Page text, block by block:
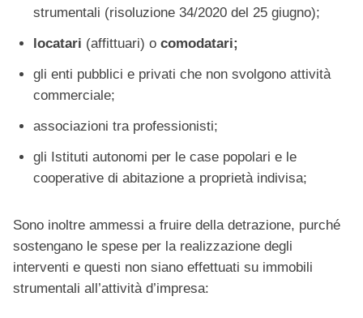
strumentali (risoluzione 34/2020 del 25 giugno);
locatari (affittuari) o comodatari;
gli enti pubblici e privati che non svolgono attività
commerciale;
associazioni tra professionisti;
gli Istituti autonomi per le case popolari e le
cooperative di abitazione a proprietà indivisa;
Sono inoltre ammessi a fruire della detrazione, purché
sostengano le spese per la realizzazione degli
interventi e questi non siano effettuati su immobili
strumentali all’attività d’impresa: